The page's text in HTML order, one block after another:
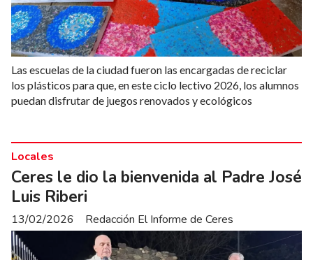
Las escuelas de la ciudad fueron las encargadas de reciclar
los plásticos para que, en este ciclo lectivo 2026, los alumnos
puedan disfrutar de juegos renovados y ecológicos
Ceres le dio la bienvenida al Padre José
Luis Riberi
Redacción El Informe de Ceres
Locales
13/02/2026